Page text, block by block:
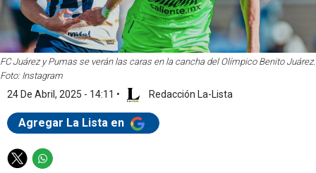
FC Juárez y Pumas se verán las caras en la cancha del Olímpico Benito Juárez.
Foto: Instagram
24 De Abril, 2025 - 14:11 • Redacción La-Lista
Agregar La Lista en
T
W